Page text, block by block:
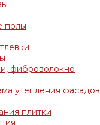
полы
фиброволокно
утепления фасадов
плитки